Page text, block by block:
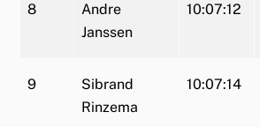
8
Andre
Janssen
10:07:12
9
Sibrand
Rinzema
10:07:14